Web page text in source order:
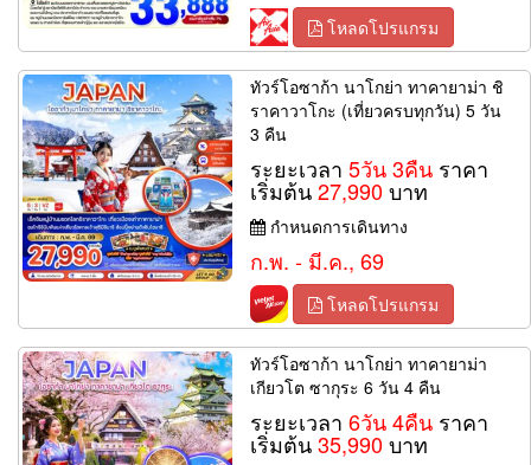
โหลดโปรแกรม
ทัวร์โอซาก้า นาโกย่า ทาคายาม่า ชิ
ราคาวาโกะ (เที่ยวครบทุกวัน) 5 วัน
3 คืน
ระยะเวลา5วัน 3คืน ราคา
เริ่มต้น27,990บาท
กำหนดการเดินทาง
ก.พ. - มี.ค., 69
โหลดโปรแกรม
ทัวร์โอซาก้า นาโกย่า ทาคายาม่า
เกียวโต ซากุระ 6 วัน 4 คืน
ระยะเวลา6วัน 4คืน ราคา
เริ่มต้น35,990บาท